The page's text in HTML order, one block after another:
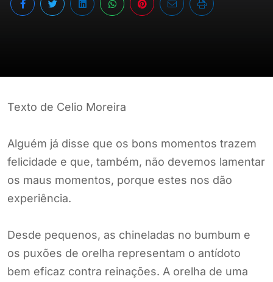
Texto de Celio Moreira
Alguém já disse que os bons momentos trazem
felicidade e que, também, não devemos lamentar
os maus momentos, porque estes nos dão
experiência.
Desde pequenos, as chineladas no bumbum e
os puxões de orelha representam o antídoto
bem eficaz contra reinações. A orelha de uma